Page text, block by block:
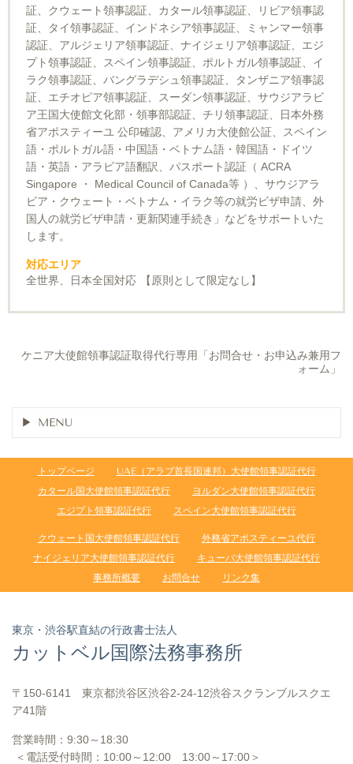
証、クウェート領事認証、カタール領事認証、リビア領事認
証、タイ領事認証、インドネシア領事認証、ミャンマー領事
認証、アルジェリア領事認証、ナイジェリア領事認証、エジ
プト領事認証、スペイン領事認証、ポルトガル領事認証、イ
ラク領事認証、バングラデシュ領事認証、タンザニア領事認
証、エチオピア領事認証、スーダン領事認証、サウジアラビ
ア王国大使館文化部・領事部認証、チリ領事認証、日本外務
省アポスティーユ 公印確認、アメリカ大使館公証、スペイン
語・ポルトガル語・中国語・ベトナム語・韓国語・ドイツ
語・英語・アラビア語翻訳、パスポート認証（ ACRA
Singapore ・ Medical Council of Canada等 ）、サウジアラ
ビア・クウェート・ベトナム・イラク等の就労ビザ申請、外
国人の就労ビザ申請・更新関連手続き」などをサポートいた
します。
対応エリア
全世界、日本全国対応 【原則として限定なし】
ケニア大使館領事認証取得代行専用「お問合せ・お申込み兼用フ
ォーム」
MENU
トップページ
UAE（アラブ首長国連邦）大使館領事認証代行
カタール国大使館領事認証代行
ヨルダン大使館領事認証代行
エジプト領事認証代行
スペイン大使館領事認証代行
クウェート国大使館領事認証代行
外務省アポスティーユ代行
ナイジェリア大使館領事認証代行
キューバ大使館領事認証代行
事務所概要
お問合せ リンク集
東京・渋谷駅直結の行政書士法人
カットベル国際法務事務所
〒150-6141 東京都渋谷区渋谷2-24-12渋谷スクランブルスクエ
ア41階
営業時間： 9:30～18:30
＜電話受付時間： 10:00～12:00 13:00～17:00＞